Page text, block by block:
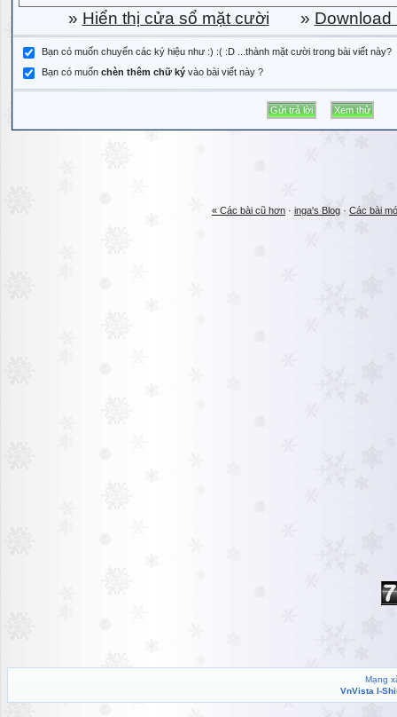
» Hiển thị cửa sổ mặt cười » Download
Bạn có muốn chuyển các ký hiệu như :) :( :D ...thành mặt cười trong bài viết này?
Bạn có muốn chèn thêm chữ ký vào bài viết này ?
« Các bài cũ hơn · inga's Blog · Các bài
Mạng
VnVista I-